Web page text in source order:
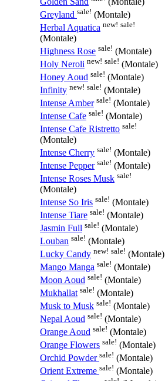
Greyland sale! (Montale)
Herbal Aquatica new! sale!
(Montale)
Highness Rose sale! (Montale)
Holy Neroli new! sale! (Montale)
Honey Aoud sale! (Montale)
Infinity new! sale! (Montale)
Intense Amber sale! (Montale)
Intense Cafe sale! (Montale)
Intense Cafe Ristretto sale!
(Montale)
Intense Cherry sale! (Montale)
Intense Pepper sale! (Montale)
Intense Roses Musk sale!
(Montale)
Intense So Iris sale! (Montale)
Intense Tiare sale! (Montale)
Jasmin Full sale! (Montale)
Louban sale! (Montale)
Lucky Candy new! sale! (Montale)
Mango Manga sale! (Montale)
Moon Aoud sale! (Montale)
Mukhallat sale! (Montale)
Musk to Musk sale! (Montale)
Nepal Aoud sale! (Montale)
Orange Aoud sale! (Montale)
Orange Flowers sale! (Montale)
Orchid Powder sale! (Montale)
Orient Extreme sale! (Montale)